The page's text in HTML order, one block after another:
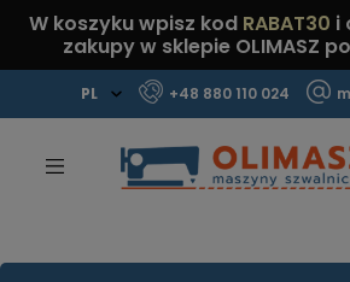
W koszyku wpisz kod RABAT30 i
zakupy w sklepie OLIMASZ
+48 880 110 024
Sprawdź!